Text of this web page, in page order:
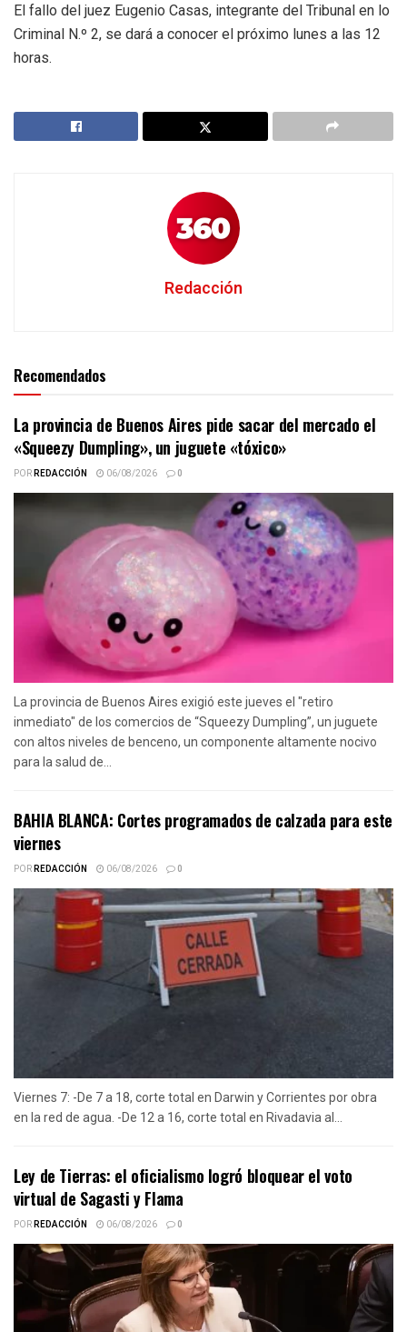
El fallo del juez Eugenio Casas, integrante del Tribunal en lo
Criminal N.º 2, se dará a conocer el próximo lunes a las 12
horas.
Redacción
Recomendados
La provincia de Buenos Aires pide sacar del mercado el
«Squeezy Dumpling», un juguete «tóxico»
PORREDACCIÓN 06/08/2026 0
La provincia de Buenos Aires exigió este jueves el "retiro
inmediato" de los comercios de “Squeezy Dumpling”, un juguete
con altos niveles de benceno, un componente altamente nocivo
para la salud de...
BAHIA BLANCA: Cortes programados de calzada para este
viernes
PORREDACCIÓN 06/08/2026 0
Viernes 7: -De 7 a 18, corte total en Darwin y Corrientes por obra
en la red de agua. -De 12 a 16, corte total en Rivadavia al...
Ley de Tierras: el oficialismo logró bloquear el voto
virtual de Sagasti y Flama
PORREDACCIÓN 06/08/2026 0